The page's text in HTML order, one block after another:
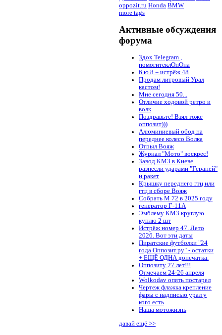
oppozit.ru Honda BMW
more tags
Активные обсуждения
форума
Здох Telegram ,
помогитеклОпОна
6 ю 8 = истрёж 48
Продам литровый Урал
кастом!
Мне сегодня 50...
Отличие ходовой ретро и
волк
Поздравьте! Взял тоже
оппозит)))
Алюминиевый обод на
переднее колесо Волка
Отрыл Вояж
Журнал "Мото" воскрес!
Завод КМЗ в Киеве
разнесли ударами "Гераней"
и ракет
Крышку переднего гтц или
гтц в сборе Вояж
Собрать М 72 в 2025 году
генератор Г-11А
Эмблему КМЗ круглую
куплю 2 шт
Истрёж номер 47. Лето
2026. Вот эти даты
Пиратские футболки "24
года Оппозит.ру" - остатки
+ ЕЩЁ ОДНА допечатка.
Оппозиту 27 лет!!!
Отмечаем 24-26 апреля
Wolkodav опять постарел
Чертеж флажка крепление
фары с надписью урал у
кого есть
Наша мотожизнь
давай ещё >>